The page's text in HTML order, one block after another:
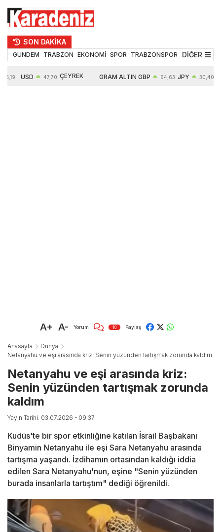
SON DAKİKA
GÜNDEM TRABZON EKONOMİ SPOR TRABZONSPOR TEKNOLOJİ
DİĞER
55,19 USD 47,70 ÇEYREK GRAM ALTIN GBP 64,63 JPY 30,40
A+ A- Yorum 10 Paylaş
Anasayfa
Dünya
Netanyahu ve eşi arasında kriz: Senin yüzünden tartışmak zorunda kaldım
Netanyahu ve eşi arasında kriz:
Senin yüzünden tartışmak zorunda
kaldım
Yayın Tarihi: 03.07.2026 - 09:37
Kudüs'te bir spor etkinliğine katılan İsrail Başbakanı
Binyamin Netanyahu ile eşi Sara Netanyahu arasında
tartışma yaşandı. İzdihamın ortasından kaldığı iddia
edilen Sara Netanyahu'nun, eşine "Senin yüzünden
burada insanlarla tartıştım" dediği öğrenildi.